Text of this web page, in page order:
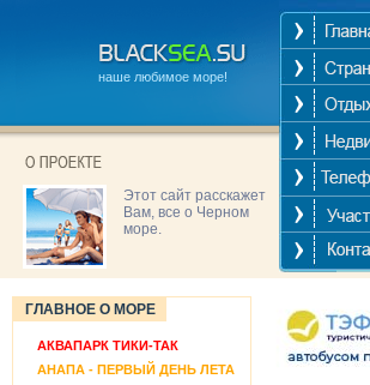
наше любимое море!
Этот сайт расскажет
Вам, все о Черном
море.
ГЛАВНОЕ О МОРЕ
АКВАПАРК ТИКИ-ТАК
АНАПА - ПЕРВЫЙ ДЕНЬ ЛЕТА